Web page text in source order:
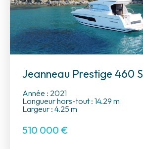
Jeanneau Prestige 460 S
Année : 2021
Longueur hors-tout : 14.29 m
Largeur : 4.25 m
510 000 €